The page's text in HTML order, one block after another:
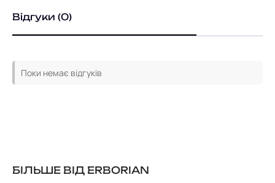
Відгуки (0)
Поки немає відгуків
БІЛЬШЕ ВІД ERBORIAN